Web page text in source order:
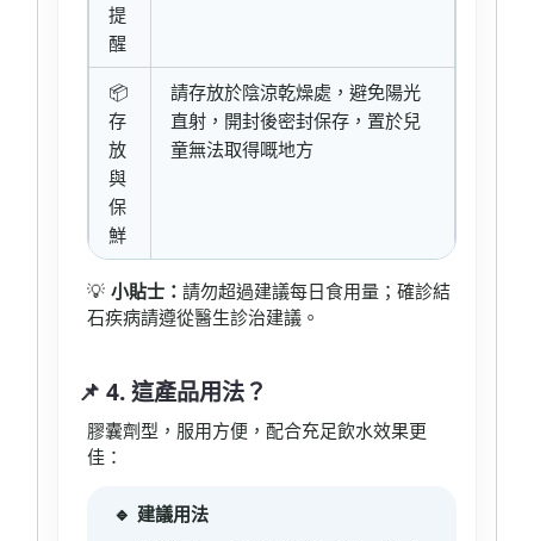
提
醒
📦
存
放
與
保
鮮
請存放於陰涼乾燥處，避免陽光
直射，開封後密封保存，置於兒
童無法取得嘅地方
💡 小貼士： 請勿超過建議每日食用量；確診結
石疾病請遵從醫生診治建議。
📌 4. 這產品用法？
膠囊劑型，服用方便，配合充足飲水效果更
佳：
🔹 建議用法